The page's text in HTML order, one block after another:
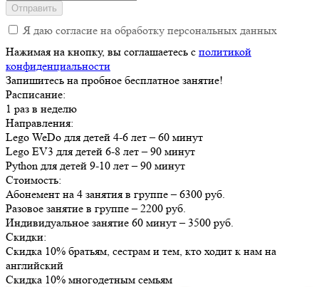
Отправить
Я даю согласие на обработку персональных данных
Нажимая на кнопку, вы соглашаетесь c политикой
конфиденциальности
Запишитесь на пробное бесплатное занятие!
Расписание:
1 раз в неделю
Направления:
Lego WeDo для детей 4-6 лет – 60 минут
Lego EV3 для детей 6-8 лет – 90 минут
Python для детей 9-10 лет – 90 минут
Стоимость:
Абонемент на 4 занятия в группе – 6300 руб.
Разовое занятие в группе – 2200 руб.
Индивидуальное занятие 60 минут – 3500 руб.
Скидки:
Скидка 10% братьям, сестрам и тем, кто ходит к нам на
английский
Скидка 10% многодетным семьям